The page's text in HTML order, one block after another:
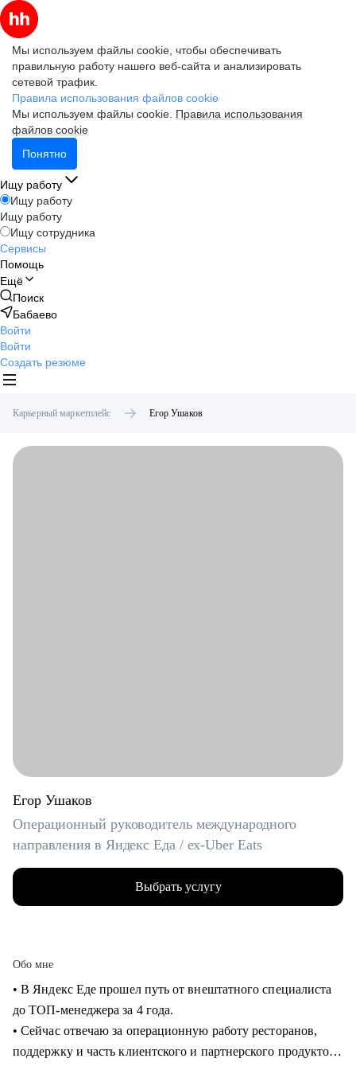
Мы используем файлы cookie, чтобы обеспечивать
правильную работу нашего веб-сайта и анализировать
сетевой трафик.
Правила использования файлов cookie
Мы используем файлы cookie. Правила использования
файлов cookie
Понятно
Ищу работу
Ищу работу
Ищу работу
Ищу сотрудника
Сервисы
Помощь
Ещё
Поиск
Бабаево
Войти
Войти
Создать резюме
Карьерный маркетплейс Егор Ушаков
Егор Ушаков
Операционный руководитель международного
направления в Яндекс Еда / ex-Uber Eats
Выбрать услугу
Обо мне
• В Яндекс Еде прошел путь от внештатного специалиста
до ТОП-менеджера за 4 года.
• Сейчас отвечаю за операционную работу ресторанов,
поддержку и часть клиентского и партнерского продуктов